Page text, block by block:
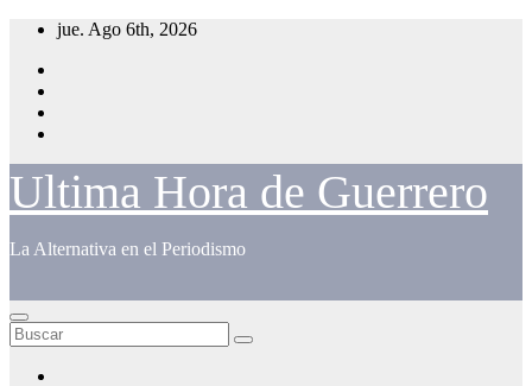
Saltar
contenido
jue. Ago 6th, 2026
Ultima Hora de Guerrero
La Alternativa en el Periodismo